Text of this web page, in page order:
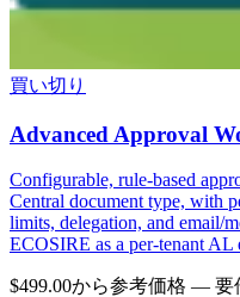
買い切り
Advanced Approval
Configurable, rule-based
Central document type, with
limits, delegation, and email/
ECOSIRE as a per-tenant AL
$499.00から参考価格 — 要